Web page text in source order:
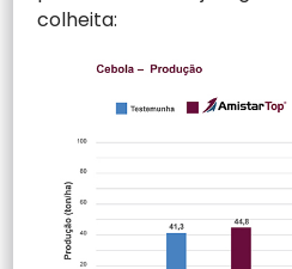
colheita: